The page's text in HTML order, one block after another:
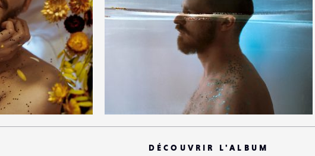
29
DÉCOUVRIR L'ALBUM